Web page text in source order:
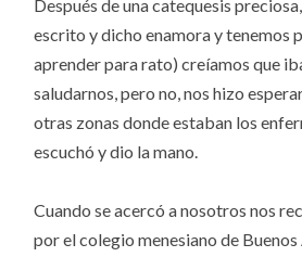
Después de una catequesis
escrito y dicho enamora y tenemos
aprender para rato) creíamos que
saludarnos, pero no, nos hizo
otras zonas donde estaban los
escuchó y dio la mano.
Cuando se acercó a nosotros nos
por el colegio menesiano de